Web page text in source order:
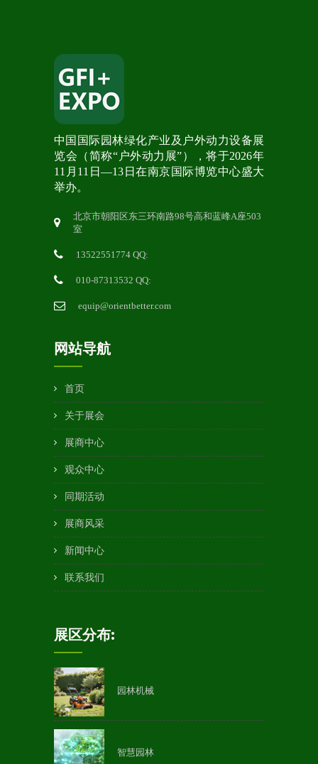
中国国际园林绿化产业及户外动力设备展
览会（简称“户外动力展”），将于2026年
11月11日—13日在南京国际博览中心盛大
举办。
北京市朝阳区东三环南路98号高和蓝峰A座503
室
13522551774 QQ:
010-87313532 QQ:
equip@orientbetter.com
网站导航
首页
关于展会
展商中心
观众中心
同期活动
展商风采
新闻中心
联系我们
展区分布:
园林机械
智慧园林